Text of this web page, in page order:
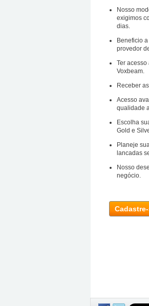
Nosso
exigimos
dias.
Beneficio
provedor
Ter
Voxbeam.
Receber
Acesso
qualidade
Escolha
Gold e
Planeje
lancadas
Nosso
negócio.